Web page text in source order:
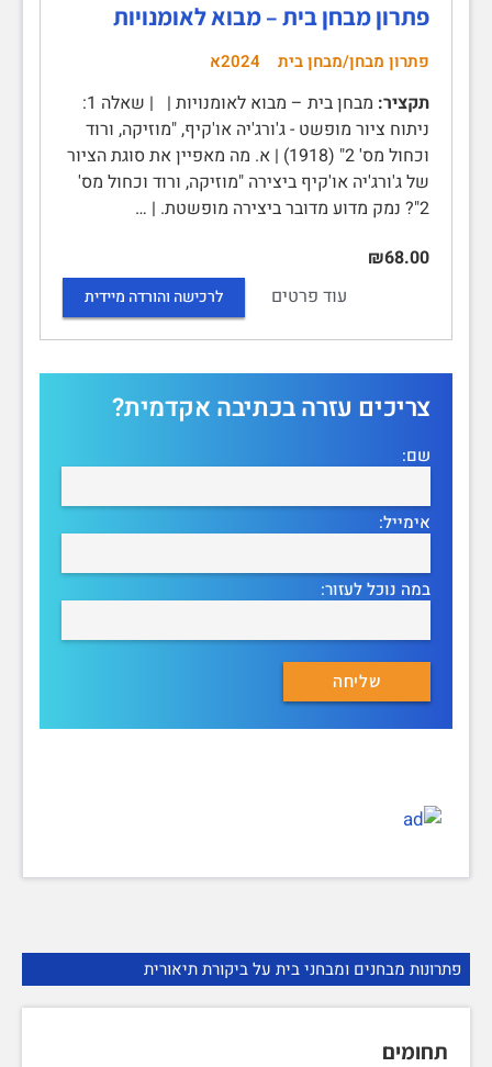
פתרונות מבחנים ומבחני בית על ביקורת תיאורית
תחומים
פתרון מבחן בית – מבוא לאומנויות
פתרון מבחן/מבחן בית 2024א
תקציר:
מבחן בית – מבוא לאומנויות | | שאלה 1:
ניתוח ציור מופשט - ג'ורג'יה או'קיף, "מוזיקה, ורוד
וכחול מס' 2" (1918) | א. מה מאפיין את סוגת הציור
של ג'ורג'יה או'קיף ביצירה "מוזיקה, ורוד וכחול מס'
2"? נמק מדוע מדובר ביצירה מופשטת. | …
₪68.00
עוד פרטים
לרכישה והורדה מיידית
צריכים עזרה בכתיבה אקדמית?
שם:
אימייל:
במה נוכל לעזור: